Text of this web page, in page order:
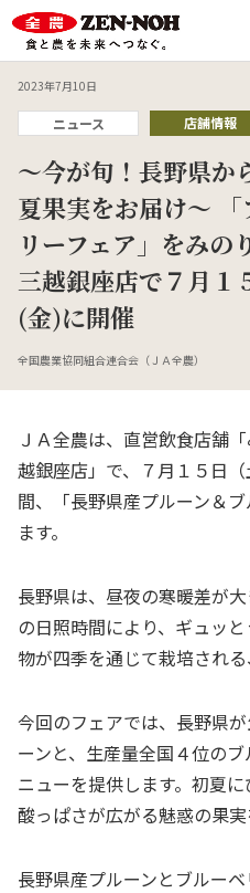
2023年7月10日
ニュース 店舗情報
～今が旬！長野県か
夏果実をお届け～
リーフェア」をみの
三越銀座店で７月１
(金)に開催
全国農業協同組合連合会（ＪＡ全農）
ＪＡ全農は、直営飲食店舗
越銀座店」で、７月１５日
間、「長野県産プルーン＆
ます。
長野県は、昼夜の寒暖差が
の日照時間により、ギュ
物が四季を通じて栽培される
今回のフェアでは、長野県
ーンと、生産量全国４位の
ニューを提供します。初夏
酸っぱさが広がる魅惑の果実
長野県産プルーンとブルー